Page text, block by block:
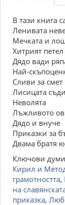
В тази книга
Ленивата
Мечката и
Хитрият петел
Дядо вади
Най-
Сливи за смет
Лисицата
Неволята
Лъжливото
Дядо и внуче
Приказки за
Двама братя
Ключови
Кирил и
грамотността,
на
приказка,